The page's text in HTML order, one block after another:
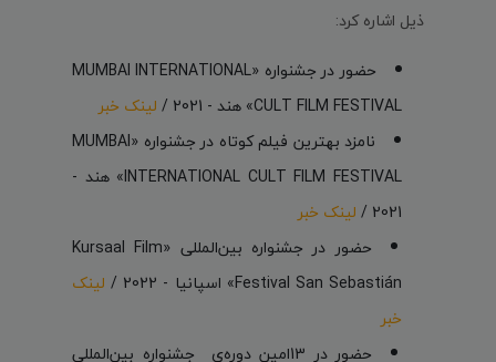
ذیل اشاره کرد:
حضور در جشنواره «MUMBAI INTERNATIONAL
CULT FILM FESTIVAL» هند - 2021 /
لینک خبر
نامزد بهترین فیلم کوتاه در جشنواره «MUMBAI
INTERNATIONAL CULT FILM FESTIVAL» هند -
2021 /
لینک خبر
حضور در جشنواره بین‌المللی «Kursaal Film
Festival San Sebastián» اسپانیا - 2022 /
لینک
خبر
حضور در 13امین دوره‌ی جشنواره بین‌المللی